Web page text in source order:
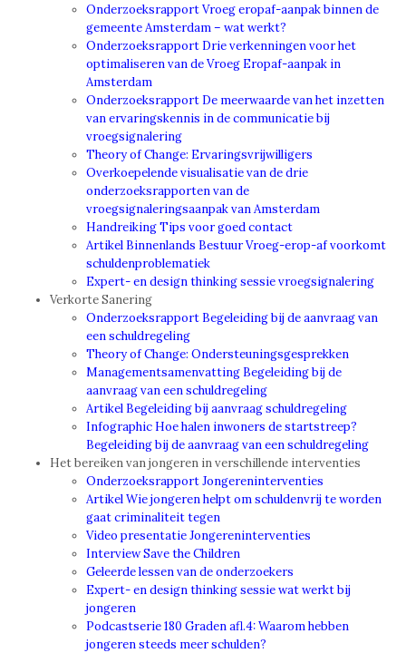
Onderzoeksrapport Vroeg eropaf-aanpak binnen de
gemeente Amsterdam – wat werkt?
Onderzoeksrapport Drie verkenningen voor het
optimaliseren van de Vroeg Eropaf-aanpak in
Amsterdam
Onderzoeksrapport De meerwaarde van het inzetten
van ervaringskennis in de communicatie bij
vroegsignalering
Theory of Change: Ervaringsvrijwilligers
Overkoepelende visualisatie van de drie
onderzoeksrapporten van de
vroegsignaleringsaanpak van Amsterdam
Handreiking Tips voor goed contact
Artikel Binnenlands Bestuur Vroeg-erop-af voorkomt
schuldenproblematiek
Expert- en design thinking sessie vroegsignalering
Verkorte Sanering
Onderzoeksrapport Begeleiding bij de aanvraag van
een schuldregeling
Theory of Change: Ondersteuningsgesprekken
Managementsamenvatting Begeleiding bij de
aanvraag van een schuldregeling
Artikel Begeleiding bij aanvraag schuldregeling
Infographic Hoe halen inwoners de startstreep?
Begeleiding bij de aanvraag van een schuldregeling
Het bereiken van jongeren in verschillende interventies
Onderzoeksrapport Jongereninterventies
Artikel Wie jongeren helpt om schuldenvrij te worden
gaat criminaliteit tegen
Video presentatie Jongereninterventies
Interview Save the Children
Geleerde lessen van de onderzoekers
Expert- en design thinking sessie wat werkt bij
jongeren
Podcastserie 180 Graden afl.4: Waarom hebben
jongeren steeds meer schulden?